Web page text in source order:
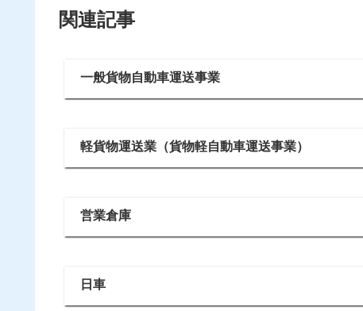
関連記事
一般貨物自動車運送事業
軽貨物運送業（貨物軽自動車運送事業）
営業倉庫
日車